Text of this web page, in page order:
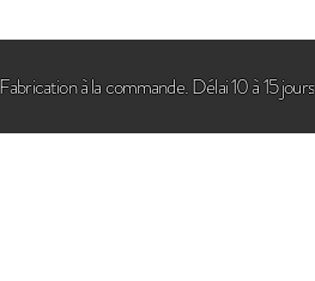
Fabrication à la commande. Délai 10 à 15 jours